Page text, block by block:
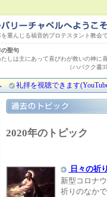
重んじる福音的プロテスタント教会
聖句
たしは主にあって喜びわが救いの神に
クク書3章18
礼拝を視聴できます
2020年のトピック
日々の祈
新型コロナ
祈りのなか